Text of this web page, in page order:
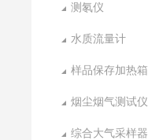
测氡仪
水质流量计
样品保存加热箱
烟尘烟气测试仪
综合大气采样器